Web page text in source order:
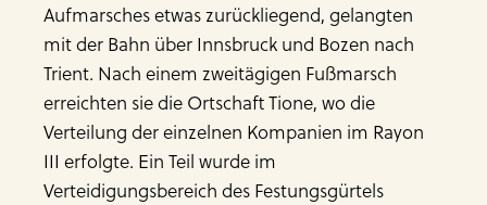
Aufmarsches etwas zurückliegend, gelangten
mit der Bahn über Innsbruck und Bozen nach
Trient. Nach einem zweitägigen Fußmarsch
erreichten sie die Ortschaft Tione, wo die
Verteilung der einzelnen Kompanien im Rayon
III erfolgte. Ein Teil wurde im
Verteidigungsbereich des Festungsgürtels